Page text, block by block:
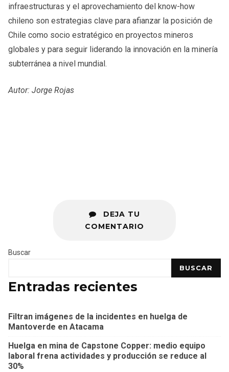
infraestructuras y el aprovechamiento del know-how
chileno son estrategias clave para afianzar la posición de
Chile como socio estratégico en proyectos mineros
globales y para seguir liderando la innovación en la minería
subterránea a nivel mundial.
Autor: Jorge Rojas
DEJA TU
COMENTARIO
Buscar
BUSCAR
Entradas recientes
Filtran imágenes de la incidentes en huelga de
Mantoverde en Atacama
Huelga en mina de Capstone Copper: medio equipo
laboral frena actividades y producción se reduce al
30%